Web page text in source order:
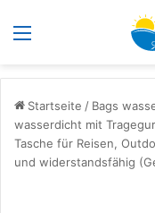
Menü
Startseite / Bags
wasserdicht mit
Tasche für Reisen,
und widerstandsfähig